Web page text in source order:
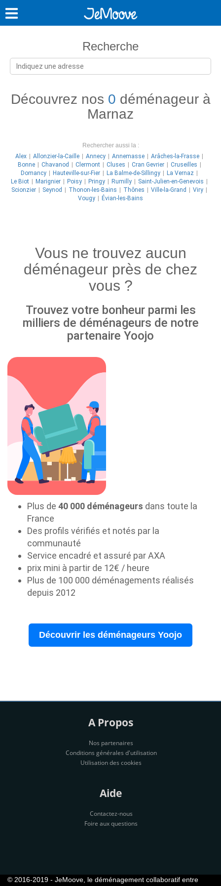
Recherche
Découvrez nos 0 déménageur à
Marnaz
Rechercher aussi la :
Alex
Allonzier-la-Caille Annecy Annemasse
Arâches-la-Frasse
Bonne
Chavanod Clermont Cluses Cran Gevrier
Cruseilles
Domancy
Hauteville-sur-Fier La Balme-de-Sillingy
La Vernaz
Le Biot
Marignier Poisy Pringy Rumilly
Saint-Julien-en-Genevois
Scionzier
Seynod Thonon-les-Bains Thônes Ville-la-Grand
Viry
Vougy
Évian-les-Bains
Vous ne trouvez aucun
déménageur près de chez
vous ?
Trouvez votre bonheur parmi les
milliers de déménageurs de notre
partenaire Yoojo
Plus de 40 000 déménageurs dans toute la
France
Des profils vérifiés et notés par la
communauté
Service encadré et assuré par AXA
prix mini à partir de 12€ / heure
Plus de 100 000 déménagements réalisés
depuis 2012
Découvrir les déménageurs Yoojo
A Propos
Nos partenaires
Conditions générales d'utilisation
Utilisation des cookies
Aide
Contactez-nous
Foire aux questions
© 2016-2019 - JeMoove, le déménagement collaboratif entre